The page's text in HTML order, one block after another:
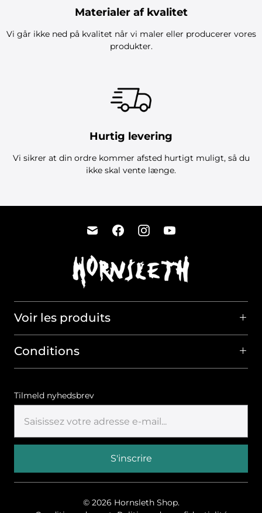
Materialer af kvalitet
Vi går ikke ned på kvalitet når vi maler eller producerer vores
produkter.
Hurtig levering
Vi sikrer at din ordre kommer afsted hurtigt muligt, så du
ikke skal vente længe.
Voir les produits
Conditions
Tilmeld nyhedsbrev
© 2026 Hornsleth Shop.